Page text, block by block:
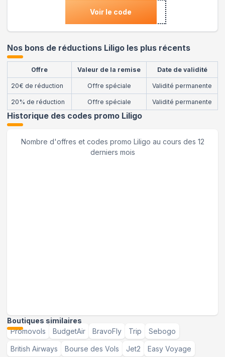
Voir le code
Nos bons de réductions Liligo les plus récents
Offre Valeur de la remise Date de validité
20€ de réduction Offre spéciale Validité permanente
20% de réduction Offre spéciale Validité permanente
Historique des codes promo Liligo
Nombre d'offres et codes promo Liligo au cours des 12
derniers mois
Boutiques similaires
Promovols
BudgetAir BravoFly Trip Sebogo
British Airways Bourse des Vols Jet2 Easy Voyage